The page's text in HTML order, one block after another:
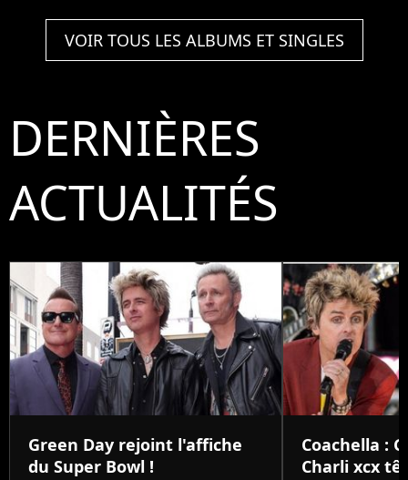
On Holiday)
VOIR TOUS LES ALBUMS ET SINGLES
DERNIÈRES
ACTUALITÉS
Green Day rejoint l'affiche
du Super Bowl !
Coachella :
Charli xcx